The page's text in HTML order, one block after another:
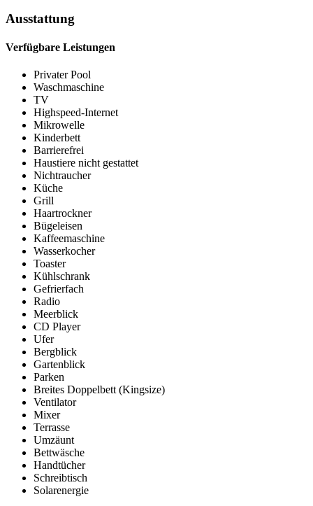
Ausstattung
Verfügbare Leistungen
Privater Pool
Waschmaschine
TV
Highspeed-Internet
Mikrowelle
Kinderbett
Barrierefrei
Haustiere nicht gestattet
Nichtraucher
Küche
Grill
Haartrockner
Bügeleisen
Kaffeemaschine
Wasserkocher
Toaster
Kühlschrank
Gefrierfach
Radio
Meerblick
CD Player
Ufer
Bergblick
Gartenblick
Parken
Breites Doppelbett (Kingsize)
Ventilator
Mixer
Terrasse
Umzäunt
Bettwäsche
Handtücher
Schreibtisch
Solarenergie